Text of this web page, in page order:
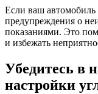
Если ваш автомобиль
предупреждения о
показаниями. Это
и избежать
Убедитесь в
настройки